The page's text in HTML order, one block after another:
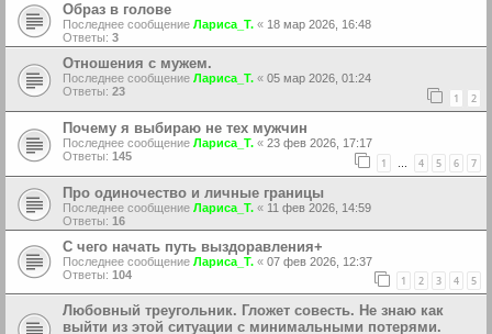
Образ в голове
Последнее сообщение Лариса_Т. « 18 мар 2026, 16:48
Ответы: 3
Отношения с мужем.
Последнее сообщение Лариса_Т. « 05 мар 2026, 01:24
Ответы: 23 1 2
Почему я выбираю не тех мужчин
Последнее сообщение Лариса_Т. « 23 фев 2026, 17:17
Ответы: 145 1 … 4 5 6 7
Про одиночество и личные границы
Последнее сообщение Лариса_Т. « 11 фев 2026, 14:59
Ответы: 16
С чего начать путь выздоравления+
Последнее сообщение Лариса_Т. « 07 фев 2026, 12:37
Ответы: 104 1 2 3 4 5
Любовный треугольник. Гложет совесть. Не знаю как
выйти из этой ситуации с минимальными потерями.